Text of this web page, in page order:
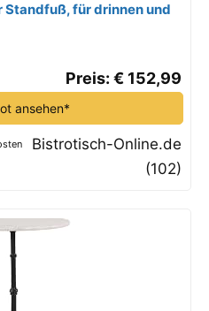
Standfuß, für drinnen und
57,5 cm Ø 72 cm
Preis: € 152,99
ansehen*
Bistrotisch-Online.de
(102)